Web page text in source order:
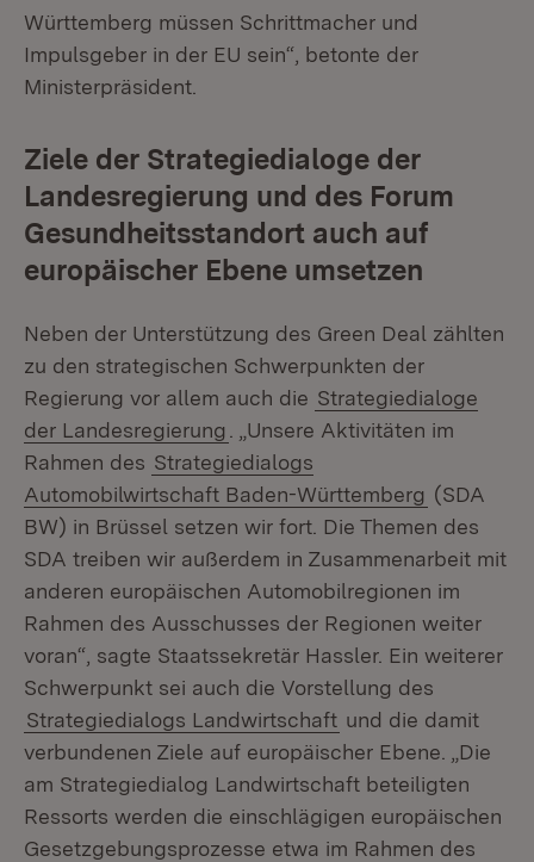
Württemberg müssen Schrittmacher und
Impulsgeber in der EU sein“, betonte der
Ministerpräsident.
Ziele der Strategiedialoge der
Landesregierung und des Forum
Gesundheitsstandort auch auf
europäischer Ebene umsetzen
Neben der Unterstützung des Green Deal zählten
zu den strategischen Schwerpunkten der
Regierung vor allem auch die Strategiedialoge
der Landesregierung
. „Unsere Aktivitäten im
Rahmen des Strategiedialogs
Automobilwirtschaft Baden-Württemberg (SDA
BW) in Brüssel setzen wir fort. Die Themen des
SDA treiben wir außerdem in Zusammenarbeit mit
anderen europäischen Automobilregionen im
Rahmen des Ausschusses der Regionen weiter
voran“, sagte Staatssekretär Hassler. Ein weiterer
Schwerpunkt sei auch die Vorstellung des
Strategiedialogs Landwirtschaft und die damit
verbundenen Ziele auf europäischer Ebene. „Die
am Strategiedialog Landwirtschaft beteiligten
Ressorts werden die einschlägigen europäischen
Gesetzgebungsprozesse etwa im Rahmen des